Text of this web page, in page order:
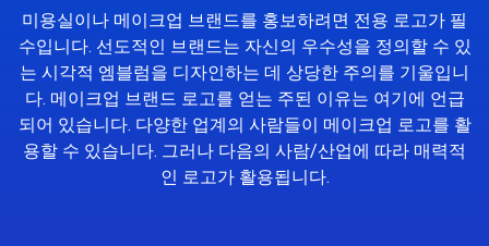
미용실이나 메이크업 브랜드를 홍보하려면 전용 로고가 필
수입니다. 선도적인 브랜드는 자신의 우수성을 정의할 수 있
는 시각적 엠블럼을 디자인하는 데 상당한 주의를 기울입니
다. 메이크업 브랜드 로고를 얻는 주된 이유는 여기에 언급
되어 있습니다. 다양한 업계의 사람들이 메이크업 로고를 활
용할 수 있습니다. 그러나 다음의 사람/산업에 따라 매력적
인 로고가 활용됩니다.